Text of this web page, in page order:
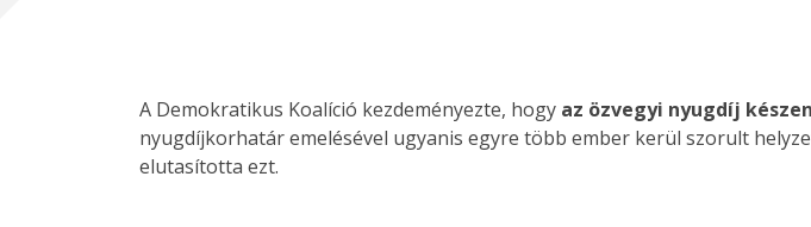
A Demokratikus Koalíció kezdeményezte, hogy az özvegyi nyugdíj
nyugdíjkorhatár emelésével ugyanis egyre több ember kerül szorult
elutasította ezt.